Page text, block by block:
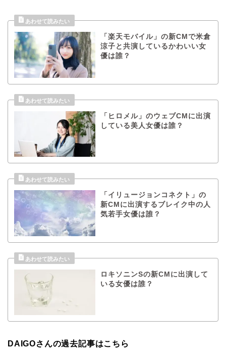
「楽天モバイル」の新CMで米倉
涼子と共演しているかわいい女
優は誰？
「ヒロメル」のウェブCMに出演
している美人女優は誰？
「イリュージョンコネクト」の
新CMに出演するブレイク中の人
気若手女優は誰？
ロキソニンSの新CMに出演して
いる女優は誰？
DAIGOさんの過去記事はこちら